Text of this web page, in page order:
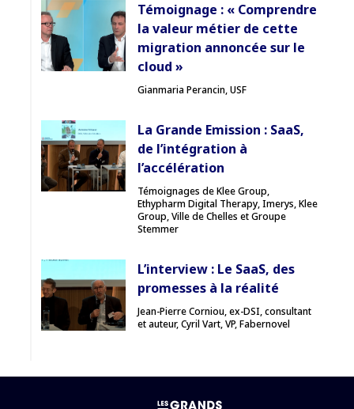
Témoignage : « Comprendre
la valeur métier de cette
migration annoncée sur le
cloud »
Gianmaria Perancin, USF
La Grande Emission : SaaS,
de l’intégration à
l’accélération
Témoignages de Klee Group,
Ethypharm Digital Therapy, Imerys, Klee
Group, Ville de Chelles et Groupe
Stemmer
L’interview : Le SaaS, des
promesses à la réalité
Jean-Pierre Corniou, ex-DSI, consultant
et auteur, Cyril Vart, VP, Fabernovel